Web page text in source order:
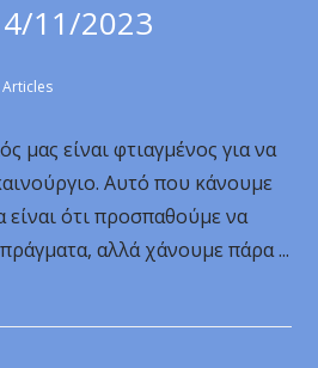
11/2023
Articles
μας είναι φτιαγμένος για να
Αυτό που κάνουμε
είναι ότι προσπαθούμε να
αλλά χάνουμε πάρα ...